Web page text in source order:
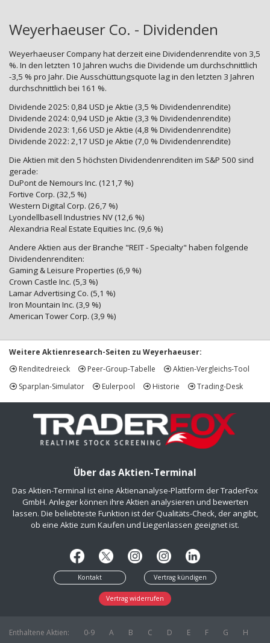
Weyerhaeuser Co. - Dividenden
Weyerhaeuser Company hat derzeit eine Dividendenrendite von 3,5
%. In den letzten 10 Jahren wuchs die Dividende um durchschnittlich
-3,5 % pro Jahr. Die Ausschüttungsquote lag in den letzten 3 Jahren
durchschnittlich bei 161 %.
Dividende 2025: 0,84 USD je Aktie (3,5 % Dividendenrendite)
Dividende 2024: 0,94 USD je Aktie (3,3 % Dividendenrendite)
Dividende 2023: 1,66 USD je Aktie (4,8 % Dividendenrendite)
Dividende 2022: 2,17 USD je Aktie (7,0 % Dividendenrendite)
Die Aktien mit den 5 höchsten Dividendenrenditen im S&P 500 sind
gerade:
DuPont de Nemours Inc. (121,7 %)
Fortive Corp. (32,5 %)
Western Digital Corp. (26,7 %)
Lyondellbasell Industries NV (12,6 %)
Alexandria Real Estate Equities Inc. (9,6 %)
Andere Aktien aus der Branche "REIT - Specialty" haben folgende
Dividendenrenditen:
Gaming & Leisure Properties (6,9 %)
Crown Castle Inc. (5,3 %)
Lamar Advertising Co. (5,1 %)
Iron Mountain Inc. (3,9 %)
American Tower Corp. (3,9 %)
Weitere Aktienresearch-Seiten zu Weyerhaeuser:
Renditedreieck
Peer-Group-Tabelle
Aktien-Vergleichs-Tool
Sparplan-Simulator
Eulerpool Historie Trading-Desk
Über das Aktien-Terminal
Das Aktien-Terminal ist eine Aktienanalyse-Plattform der TraderFox
GmbH. Anleger können ihre Aktien analysieren und bewerten
lassen. Die beliebteste Funktion ist der Qualitäts-Check, der angibt,
ob eine Aktie zum Kaufen und Liegenlassen geeignet ist.
Kontakt Vertrag kündigen
Vertrag widerrufen
Enthaltene Aktien: 0-9 A B C D E F G H